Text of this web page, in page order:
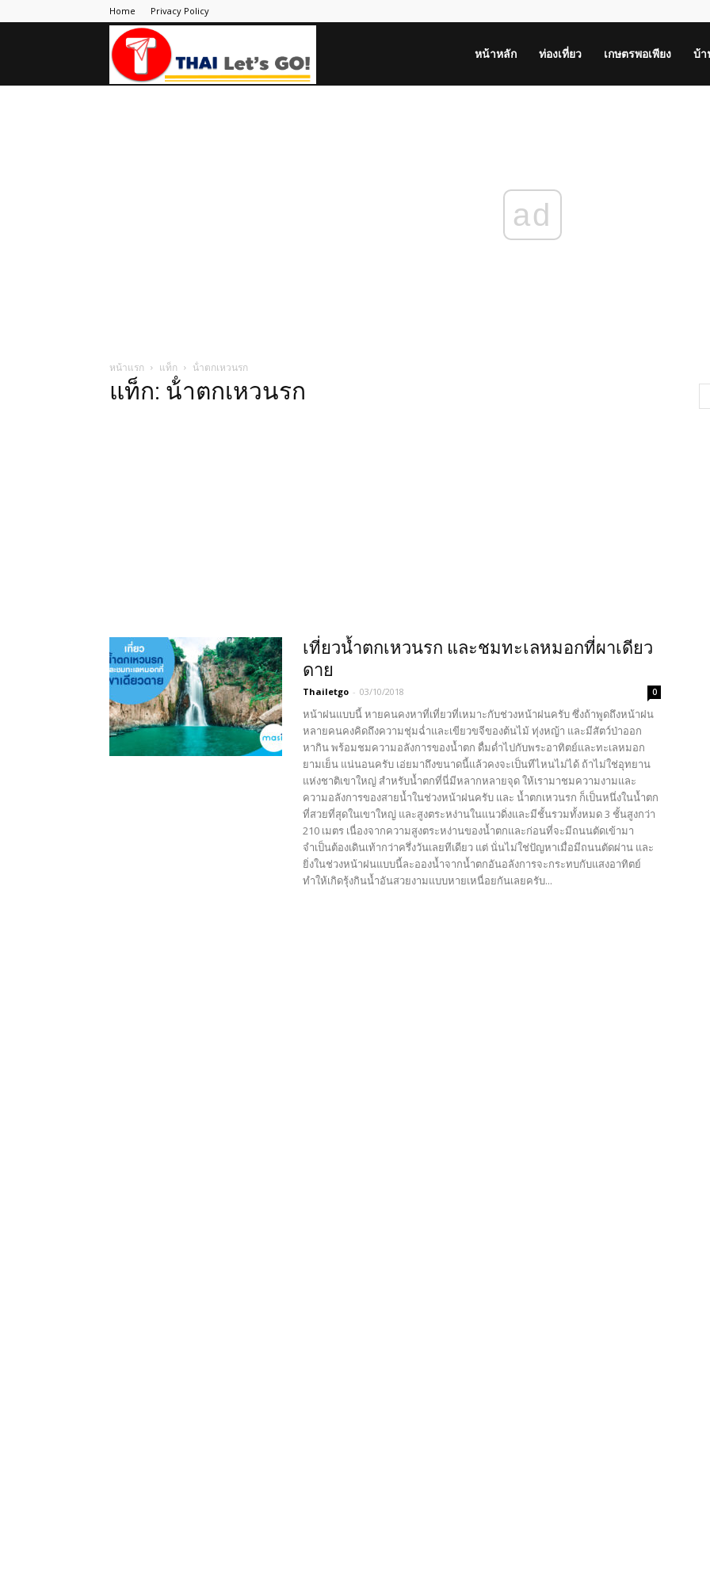
Home Privacy Policy
หน้าหลัก ท่องเที่ยว เกษตรพอเพียง บ้
ad
หน้าแรก แท็ก น้ําตกเหวนรก
แท็ก: น้ําตกเหวนรก
เที่ยวน้ำตกเหวนรก และชมทะเลหมอกที่ผาเดียว
ดาย
Thailetgo - 03/10/2018 0
หน้าฝนแบบนี้ หายคนคงหาที่เที่ยวที่เหมาะกับช่วงหน้าฝนครับ ซึ่งถ้าพูดถึงหน้าฝน
หลายคนคงคิดถึงความชุ่มฉ่ำและเขียวขจีของต้นไม้ ทุ่งหญ้า และมีสัตว์ป่าออก
หากิน พร้อมชมความอลังการของน้ำตก ดื่มด่ำไปกับพระอาทิตย์และทะเลหมอก
ยามเย็น แน่นอนครับ เอ่ยมาถึงขนาดนี้แล้วคงจะเป็นทีไหนไม่ได้ ถ้าไม่ใช่อุทยาน
แห่งชาติเขาใหญ่ สำหรับน้ำตกที่นี่มีหลากหลายจุด ให้เรามาชมความงามและ
ความอลังการของสายน้ำในช่วงหน้าฝนครับ และ น้ำตกเหวนรก ก็เป็นหนึ่งในน้ำตก
ที่สวยที่สุดในเขาใหญ่ และสูงตระหง่านในแนวดิ่งและมีชั้นรวมทั้งหมด 3 ชั้นสูงกว่า
210 เมตร เนื่องจากความสูงตระหง่านของน้ำตกและก่อนที่จะมีถนนตัดเข้ามา
จำเป็นต้องเดินเท้ากว่าครึ่งวันเลยทีเดียว แต่ นั่นไม่ใช่ปัญหาเมื่อมีถนนตัดผ่าน และ
ยิ่งในช่วงหน้าฝนแบบนี้ละอองน้ำจากน้ำตกอันอลังการจะกระทบกับแสงอาทิตย์
ทำให้เกิดรุ้งกินน้ำอันสวยงามแบบหายเหนื่อยกันเลยครับ...